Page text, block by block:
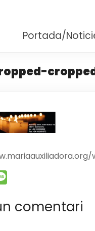
Portada/
s
comentari